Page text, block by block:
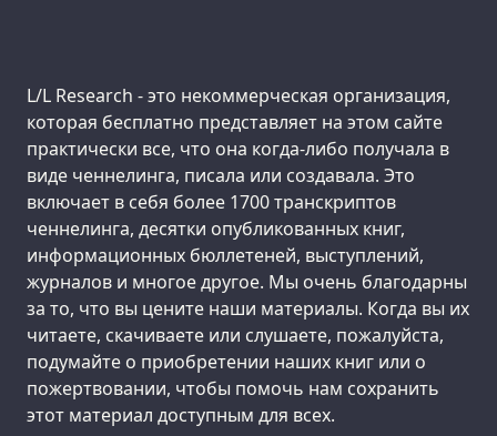
Support us:
L/L Research - это некоммерческая организация,
которая бесплатно представляет на этом сайте
практически все, что она когда-либо получала в
виде ченнелинга, писала или создавала. Это
включает в себя более 1700 транскриптов
ченнелинга, десятки опубликованных книг,
информационных бюллетеней, выступлений,
журналов и многое другое. Мы очень благодарны
за то, что вы цените наши материалы. Когда вы их
читаете, скачиваете или слушаете, пожалуйста,
подумайте о приобретении наших книг или о
пожертвовании, чтобы помочь нам сохранить
этот материал доступным для всех.